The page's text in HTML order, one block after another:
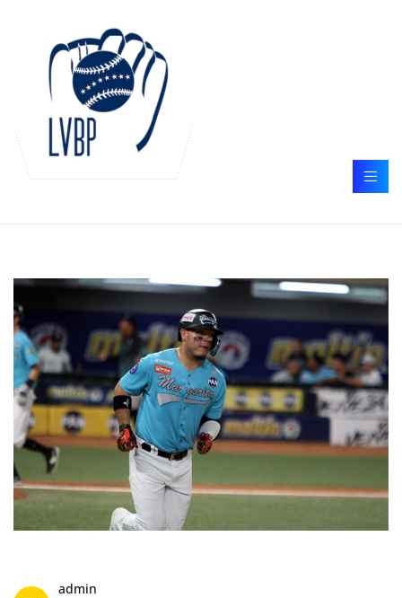
admin